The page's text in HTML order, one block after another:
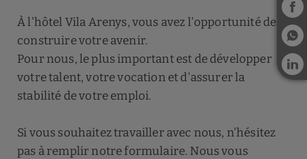
À l'hôtel Vila Arenys, vous avez l'opportunité de
construire votre avenir.
Pour nous, le plus important est de développer
votre talent, votre vocation et d'assurer la
stabilité de votre emploi.
Si vous souhaitez travailler avec nous, n'hésitez
pas à remplir notre formulaire. Nous vous